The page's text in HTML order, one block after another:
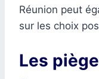
Réunion peut
sur les choix
Les